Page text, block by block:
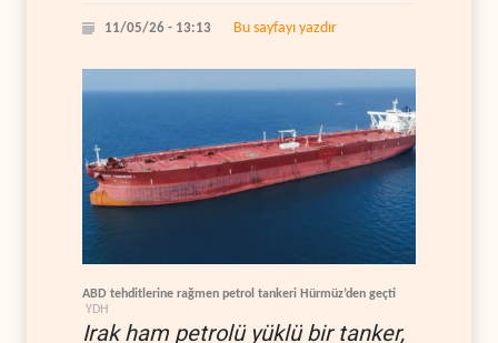
11/05/26 - 13:13 Bu sayfayı yazdır
ABD tehditlerine rağmen petrol tankeri Hürmüz’den geçti
YDH
Irak ham petrolü yüklü bir tanker,